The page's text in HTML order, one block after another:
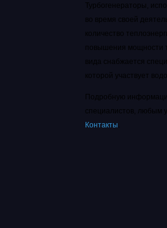
Турбогенераторы,
во время своей
количество
повышения мощности
вида снабжается
которой участвует
Подробную
специалистов, любым
Контакты